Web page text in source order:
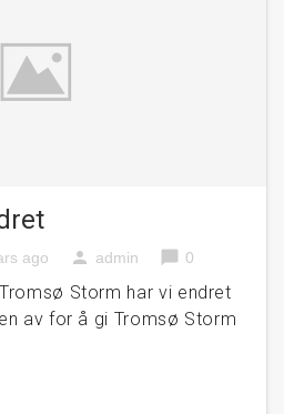
ago person admin chat_bubble 0
Storm har vi endret
av for å gi Tromsø Storm